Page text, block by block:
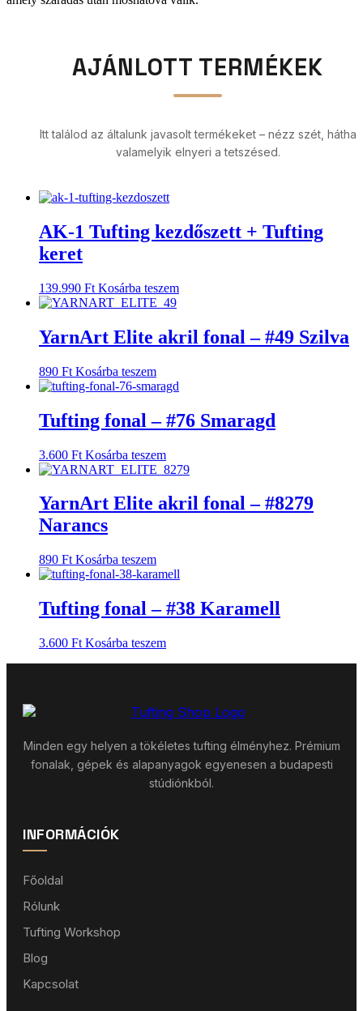
AJÁNLOTT TERMÉKEK
Itt találod az általunk javasolt termékeket – nézz szét, hátha
valamelyik elnyeri a tetszésed.
AK-1 Tufting kezdőszett + Tufting
keret
139.990 Ft Kosárba teszem
YarnArt Elite akril fonal – #49 Szilva
890 Ft Kosárba teszem
Tufting fonal – #76 Smaragd
3.600 Ft Kosárba teszem
YarnArt Elite akril fonal – #8279
Narancs
890 Ft Kosárba teszem
Tufting fonal – #38 Karamell
3.600 Ft Kosárba teszem
Minden egy helyen a tökéletes tufting élményhez. Prémium
fonalak, gépek és alapanyagok egyenesen a budapesti
stúdiónkból.
INFORMÁCIÓK
Főoldal
Rólunk
Tufting Workshop
Blog
Kapcsolat